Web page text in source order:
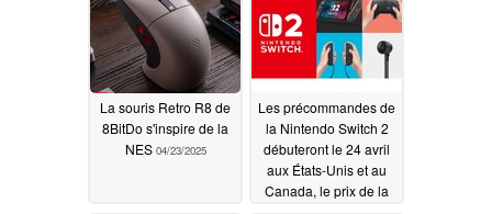
La souris Retro R8 de
8BitDo s'inspire de la
NES 04/23/2025
Les précommandes de
la Nintendo Switch 2
débuteront le 24 avril
aux États-Unis et au
Canada, le prix de la